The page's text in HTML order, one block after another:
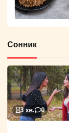
Сонник
3 хв. 0